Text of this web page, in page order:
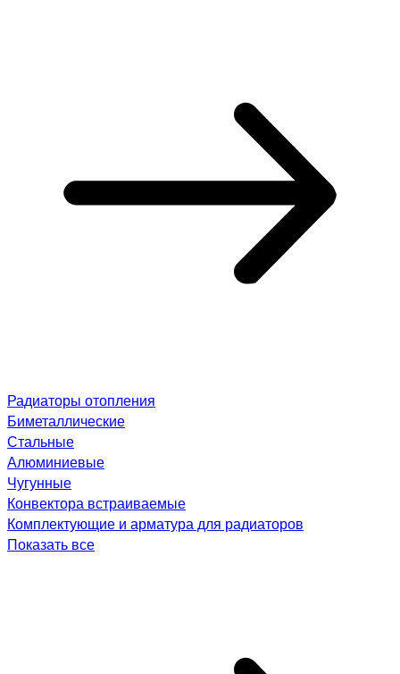
Радиаторы отопления
Биметаллические
Стальные
Алюминиевые
Чугунные
Конвектора встраиваемые
Комплектующие и арматура для радиаторов
Показать все